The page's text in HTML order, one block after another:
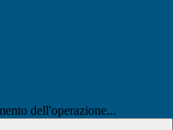
dell'operazione...